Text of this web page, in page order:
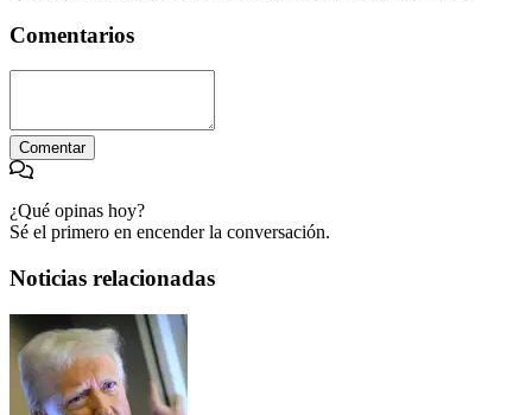
Comentarios
Comentar
¿Qué opinas hoy?
Sé el primero en encender la conversación.
Noticias relacionadas